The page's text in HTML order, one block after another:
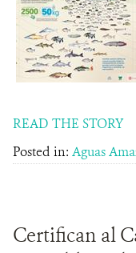
READ THE STORY
Posted in: Aguas
Certifican al